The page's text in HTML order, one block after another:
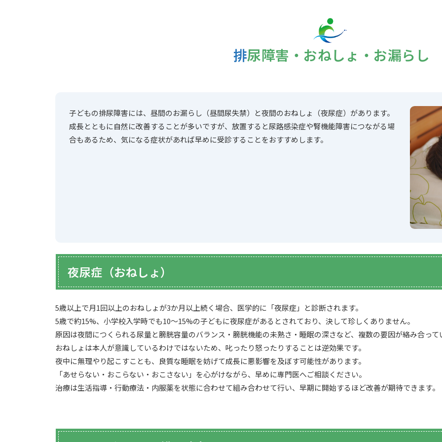
排尿障害・おねしょ・お漏らし
子どもの排尿障害には、昼間のお漏らし（昼間尿失禁）と夜間のおねしょ（夜尿症）があります。
成長とともに自然に改善することが多いですが、放置すると尿路感染症や腎機能障害につながる場
合もあるため、気になる症状があれば早めに受診することをおすすめします。
夜尿症（おねしょ）
5歳以上で月1回以上のおねしょが3か月以上続く場合、医学的に「夜尿症」と診断されます。
5歳で約15%、小学校入学時でも10〜15%の子どもに夜尿症があるとされており、決して珍しくありません。
原因は夜間につくられる尿量と膀胱容量のバランス・膀胱機能の未熟さ・睡眠の深さなど、複数の要因が絡み合って
おねしょは本人が意識しているわけではないため、叱ったり怒ったりすることは逆効果です。
夜中に無理やり起こすことも、良質な睡眠を妨げて成長に悪影響を及ぼす可能性があります。
「あせらない・おこらない・おこさない」を心がけながら、早めに専門医へご相談ください。
治療は生活指導・行動療法・内服薬を状態に合わせて組み合わせて行い、早期に開始するほど改善が期待できます。